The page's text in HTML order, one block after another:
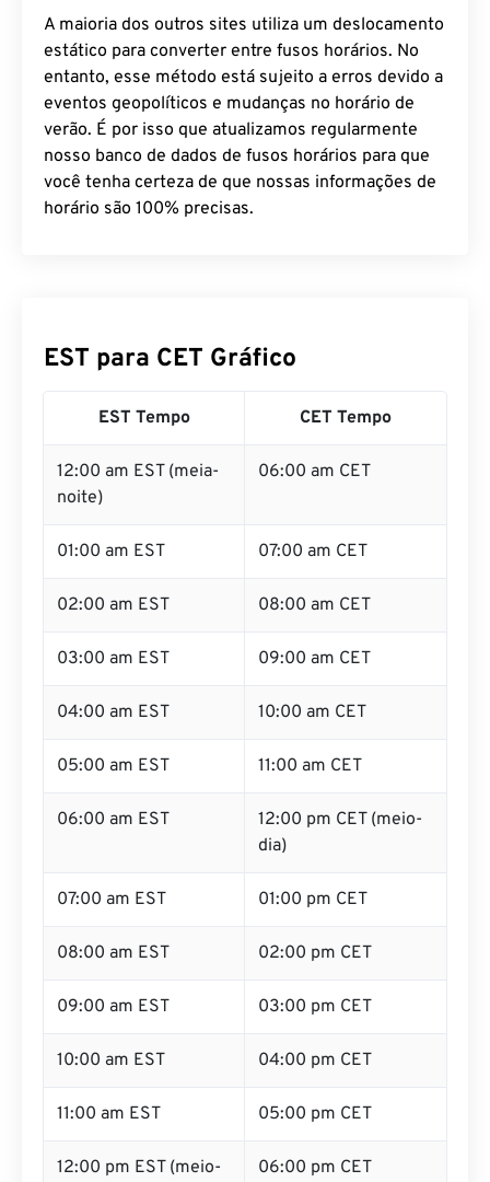
A maioria dos outros sites utiliza um deslocamento
estático para converter entre fusos horários. No
entanto, esse método está sujeito a erros devido a
eventos geopolíticos e mudanças no horário de
verão. É por isso que atualizamos regularmente
nosso banco de dados de fusos horários para que
você tenha certeza de que nossas informações de
horário são 100% precisas.
EST para CET Gráfico
EST Tempo CET Tempo
12:00 am EST (meia-
noite)
06:00 am CET
01:00 am EST 07:00 am CET
02:00 am EST 08:00 am CET
03:00 am EST 09:00 am CET
04:00 am EST 10:00 am CET
05:00 am EST 11:00 am CET
06:00 am EST
12:00 pm CET (meio-
dia)
07:00 am EST 01:00 pm CET
08:00 am EST 02:00 pm CET
09:00 am EST 03:00 pm CET
10:00 am EST 04:00 pm CET
11:00 am EST 05:00 pm CET
12:00 pm EST (meio- 06:00 pm CET